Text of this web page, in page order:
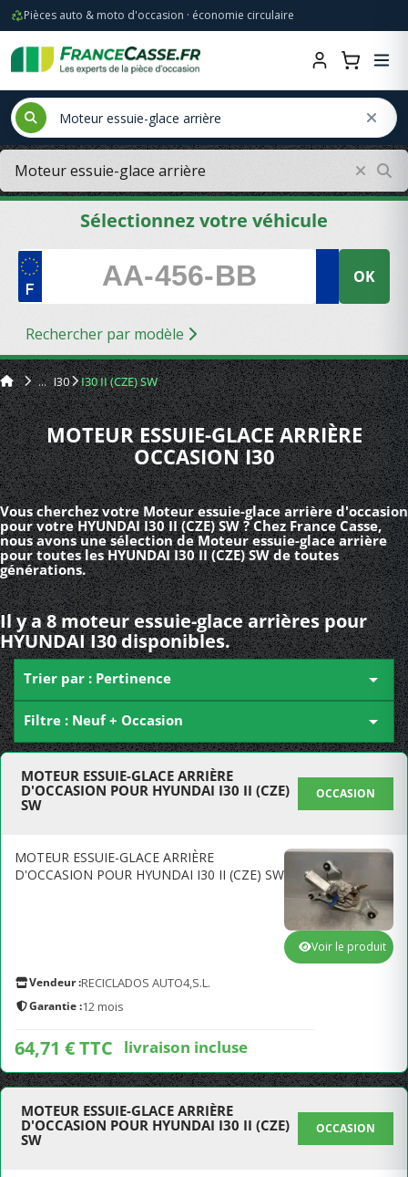
Pièces auto & moto d'occasion · économie circulaire
Sélectionnez votre véhicule
OK
Rechercher par modèle
I30 I30 II (CZE) SW
MOTEUR ESSUIE-GLACE ARRIÈRE
OCCASION I30
Vous cherchez votre Moteur essuie-glace arrière d'occasion
pour votre HYUNDAI I30 II (CZE) SW ? Chez France Casse,
nous avons une sélection de Moteur essuie-glace arrière
pour toutes les HYUNDAI I30 II (CZE) SW de toutes
générations.
Il y a 8 moteur essuie-glace arrières pour
HYUNDAI I30 disponibles.
Trier par : Pertinence 
Filtre : Neuf + Occasion 
MOTEUR ESSUIE-GLACE ARRIÈRE
D'OCCASION POUR HYUNDAI I30 II (CZE)
SW
OCCASION
MOTEUR ESSUIE-GLACE ARRIÈRE
D'OCCASION POUR HYUNDAI I30 II (CZE) SW
Vendeur :RECICLADOS AUTO4,S.L.
Garantie :12 mois
64,71 € TTC livraison incluse
Voir le produit
MOTEUR ESSUIE-GLACE ARRIÈRE
D'OCCASION POUR HYUNDAI I30 II (CZE)
SW
OCCASION